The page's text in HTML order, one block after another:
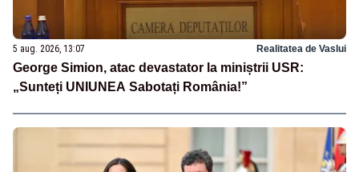
5 aug. 2026, 13:07 Realitatea de Vaslui
George Simion, atac devastator la miniștrii USR:
„Sunteți UNIUNEA Sabotați România!”